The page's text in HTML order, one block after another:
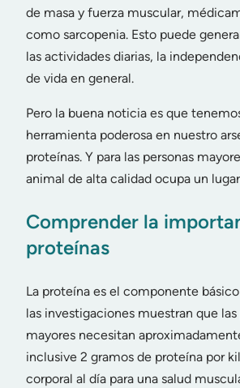
de masa y fuerza muscular,
como sarcopenia. Esto puede
las actividades diarias, la
de vida en general.
Pero la buena noticia es que
herramienta poderosa en nuestro
proteínas. Y para las personas
animal de alta calidad ocupa un
Comprender la
proteínas
La proteína es el componente
las investigaciones muestran que las
mayores necesitan
inclusive 2 gramos de proteína por
corporal al día para una salud